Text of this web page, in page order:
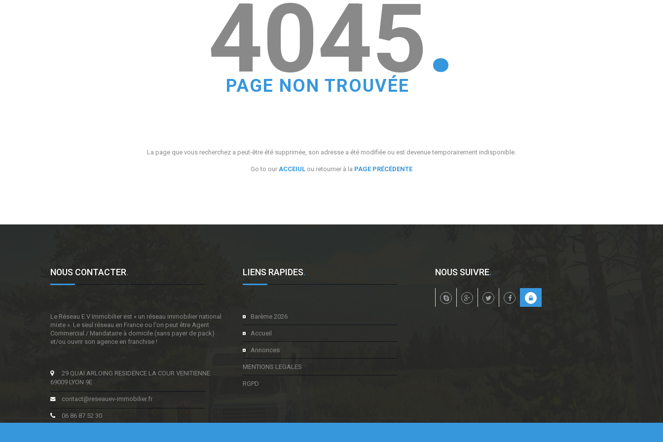
4045.
PAGE NON TROUVÉE
La page que vous recherchez a peut-être été supprimée, son adresse a été modifiée ou est devenue temporairement indisponible.
Go to our ACCEIUL ou retourner à la PAGE PRÉCÉDENTE
NOUS CONTACTER.
Le Réseau E.V Immobilier est « un réseau immobilier national
mixte ». Le seul réseau en France ou l'on peut être Agent
Commercial / Mandataire à domicile (sans payer de pack)
et/ou ouvrir son agence en franchise !
29 QUAI ARLOING RESIDENCE LA COUR VENITIENNE
69009 LYON 9E
contact@reseauev-immobilier.fr
06 86 87 52 30
LIENS RAPIDES.
Barème 2026
Accueil
Annonces
MENTIONS LEGALES
RGPD
NOUS SUIVRE.